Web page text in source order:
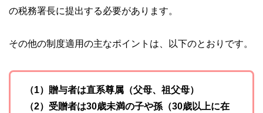
の税務署長に提出する必要があります。
その他の制度適用の主なポイントは、以下のとおりです。
（1）贈与者は直系尊属（父母、祖父母）
（2）受贈者は30歳未満の子や孫（30歳以上に在